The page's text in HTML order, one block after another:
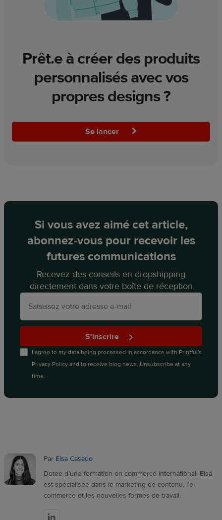
Prêt.e à créer des produits
personnalisés avec vos
propres designs ?
Se lancer
Si vous avez aimé cet article,
abonnez-vous pour recevoir les
futures communications
Recevez des conseils en dropshipping
directement dans votre boîte de réception
S'inscrire
I agree to my data being processed in accordance with Printful's
Privacy Policyand to receive blog news. Unsubscribe at any
time.
Par Elsa Casado
Dotée d’une formation en commerce international, Elsa
est spécialisée dans le marketing de contenu, l’e-
commerce et les nouvelles formes de travail.